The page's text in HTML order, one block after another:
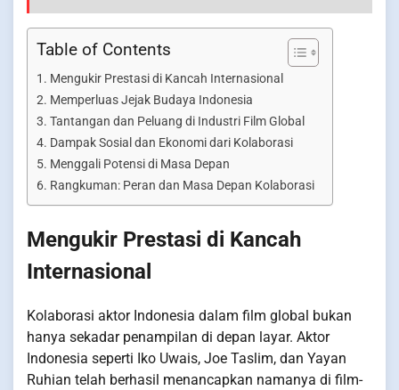
Table of Contents
Mengukir Prestasi di Kancah Internasional
Memperluas Jejak Budaya Indonesia
Tantangan dan Peluang di Industri Film Global
Dampak Sosial dan Ekonomi dari Kolaborasi
Menggali Potensi di Masa Depan
Rangkuman: Peran dan Masa Depan Kolaborasi
Mengukir Prestasi di Kancah
Internasional
Kolaborasi aktor Indonesia dalam film global bukan
hanya sekadar penampilan di depan layar. Aktor
Indonesia seperti Iko Uwais, Joe Taslim, dan Yayan
Ruhian telah berhasil menancapkan namanya di film-